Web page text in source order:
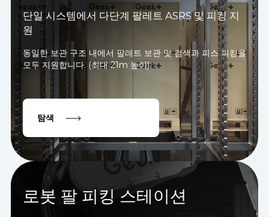
단일 시스템에서 다단계 팔레트 ASRS 및 피킹 지
원
동일한 보관 구조 내에서 팔레트 보관 및 검색과 피스 피킹을
모두 지원합니다. (최대 21m 높이).
탐색
로봇 팔 피킹 스테이션